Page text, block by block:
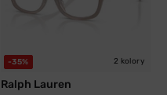
-35% 2 kolory
Ralph Lauren